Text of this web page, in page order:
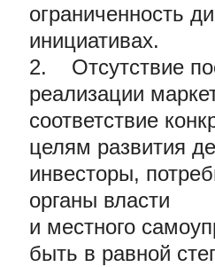
ограниченность
инициативах.
2. Отсутствие
реализации
соответствие
целям развития
инвесторы,
органы власти
и местного
быть в равной